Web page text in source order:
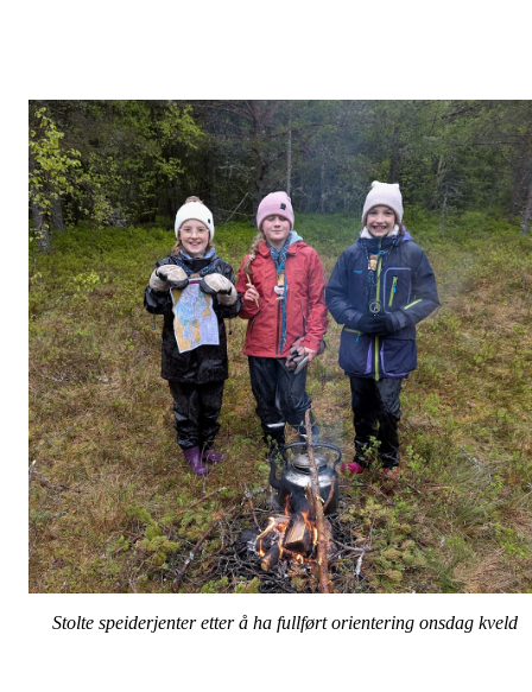
Stolte speiderjenter etter å ha fullført orientering onsdag kveld